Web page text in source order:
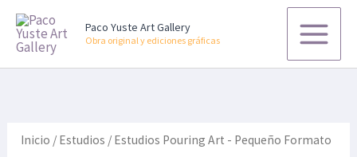
contenido
Paco Yuste Art Gallery
Obra original y ediciones gráficas
u
s
c
a
rInicio / Estudios / Estudios Pouring Art - Pequeño Formato